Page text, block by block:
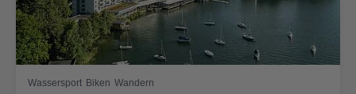
Wassersport Biken Wandern